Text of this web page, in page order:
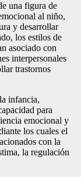
una figura de
al niño,
y desarrollar
los estilos de
asociado con
interpersonales
trastornos
infancia,
para
emocional y
los cuales el
con la
la regulación